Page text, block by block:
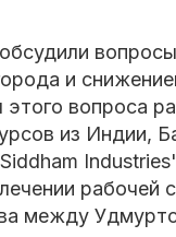
и
вопроса
из Индии,
рабочей
между